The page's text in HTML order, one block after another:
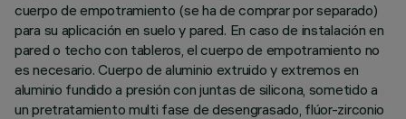
cuerpo de empotramiento (se ha de comprar por separado)
para su aplicación en suelo y pared. En caso de instalación en
pared o techo con tableros, el cuerpo de empotramiento no
es necesario. Cuerpo de aluminio extruido y extremos en
aluminio fundido a presión con juntas de silicona, sometido a
un pretratamiento multi fase de desengrasado, flúor-zirconio